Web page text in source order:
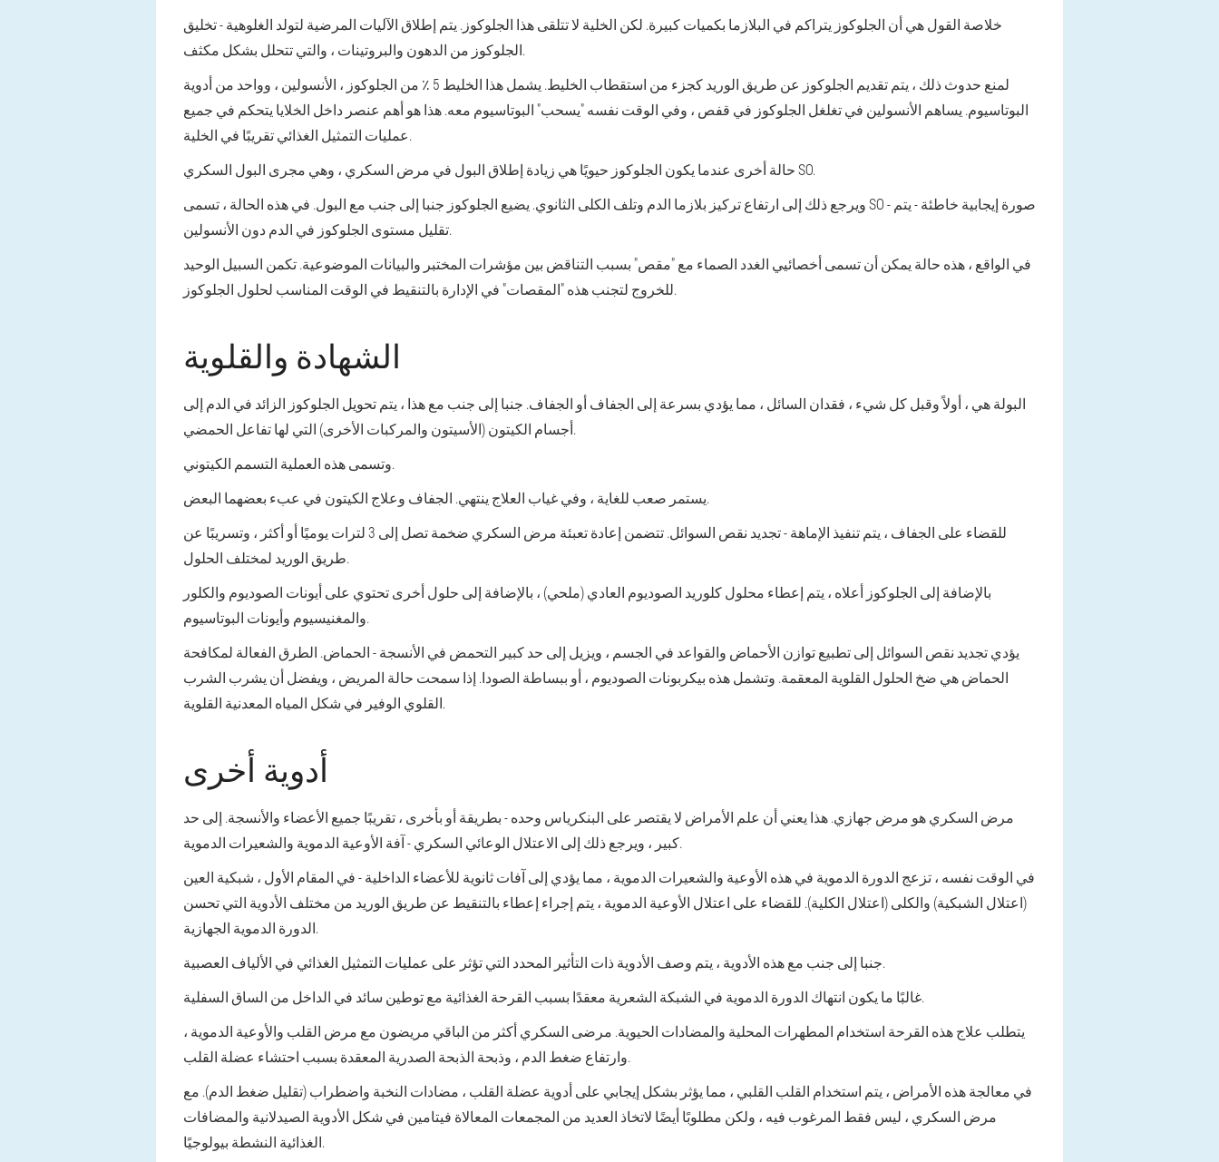
خلاصة القول هي أن الجلوكوز يتراكم في البلازما بكميات كبيرة. لكن الخلية لا تتلقى هذا الجلوكوز. يتم إطلاق الآليات المرضية لتولد الغلوهية - تخليق
الجلوكوز من الدهون والبروتينات ، والتي تتحلل بشكل مكثف.
لمنع حدوث ذلك ، يتم تقديم الجلوكوز عن طريق الوريد كجزء من استقطاب الخليط. يشمل هذا الخليط 5 ٪ من الجلوكوز ، الأنسولين ، وواحد من أدوية
البوتاسيوم. يساهم الأنسولين في تغلغل الجلوكوز في قفص ، وفي الوقت نفسه "يسحب" البوتاسيوم معه. هذا هو أهم عنصر داخل الخلايا يتحكم في جميع
عمليات التمثيل الغذائي تقريبًا في الخلية.
حالة أخرى عندما يكون الجلوكوز حيويًا هي زيادة إطلاق البول في مرض السكري ، وهي مجرى البول السكري SO.
ويرجع ذلك إلى ارتفاع تركيز بلازما الدم وتلف الكلى الثانوي. يضيع الجلوكوز جنبا إلى جنب مع البول. في هذه الحالة ، تسمى SO - صورة إيجابية خاطئة - يتم
تقليل مستوى الجلوكوز في الدم دون الأنسولين.
في الواقع ، هذه حالة يمكن أن تسمى أخصائيي الغدد الصماء مع "مقص" بسبب التناقض بين مؤشرات المختبر والبيانات الموضوعية. تكمن السبيل الوحيد
للخروج لتجنب هذه "المقصات" في الإدارة بالتنقيط في الوقت المناسب لحلول الجلوكوز.
الشهادة والقلوية
البولة هي ، أولاً وقبل كل شيء ، فقدان السائل ، مما يؤدي بسرعة إلى الجفاف أو الجفاف. جنبا إلى جنب مع هذا ، يتم تحويل الجلوكوز الزائد في الدم إلى
أجسام الكيتون (الأسيتون والمركبات الأخرى) التي لها تفاعل الحمضي.
وتسمى هذه العملية التسمم الكيتوني.
يستمر صعب للغاية ، وفي غياب العلاج ينتهي. الجفاف وعلاج الكيتون في عبء بعضهما البعض.
للقضاء على الجفاف ، يتم تنفيذ الإماهة - تجديد نقص السوائل. تتضمن إعادة تعبئة مرض السكري ضخمة تصل إلى 3 لترات يوميًا أو أكثر ، وتسريبًا عن
طريق الوريد لمختلف الحلول.
بالإضافة إلى الجلوكوز أعلاه ، يتم إعطاء محلول كلوريد الصوديوم العادي (ملحي) ، بالإضافة إلى حلول أخرى تحتوي على أيونات الصوديوم والكلور
والمغنيسيوم وأيونات البوتاسيوم.
يؤدي تجديد نقص السوائل إلى تطبيع توازن الأحماض والقواعد في الجسم ، ويزيل إلى حد كبير التحمض في الأنسجة - الحماض. الطرق الفعالة لمكافحة
الحماض هي ضخ الحلول القلوية المعقمة. وتشمل هذه بيكربونات الصوديوم ، أو ببساطة الصودا. إذا سمحت حالة المريض ، ويفضل أن يشرب الشرب
القلوي الوفير في شكل المياه المعدنية القلوية.
أدوية أخرى
مرض السكري هو مرض جهازي. هذا يعني أن علم الأمراض لا يقتصر على البنكرياس وحده - بطريقة أو بأخرى ، تقريبًا جميع الأعضاء والأنسجة. إلى حد
كبير ، ويرجع ذلك إلى الاعتلال الوعائي السكري - آفة الأوعية الدموية والشعيرات الدموية.
في الوقت نفسه ، تزعج الدورة الدموية في هذه الأوعية والشعيرات الدموية ، مما يؤدي إلى آفات ثانوية للأعضاء الداخلية - في المقام الأول ، شبكية العين
(اعتلال الشبكية) والكلى (اعتلال الكلية). للقضاء على اعتلال الأوعية الدموية ، يتم إجراء إعطاء بالتنقيط عن طريق الوريد من مختلف الأدوية التي تحسن
الدورة الدموية الجهازية.
جنبا إلى جنب مع هذه الأدوية ، يتم وصف الأدوية ذات التأثير المحدد التي تؤثر على عمليات التمثيل الغذائي في الألياف العصبية.
غالبًا ما يكون انتهاك الدورة الدموية في الشبكة الشعرية معقدًا بسبب القرحة الغذائية مع توطين سائد في الداخل من الساق السفلية.
يتطلب علاج هذه القرحة استخدام المطهرات المحلية والمضادات الحيوية. مرضى السكري أكثر من الباقي مريضون مع مرض القلب والأوعية الدموية ،
وارتفاع ضغط الدم ، وذبحة الذبحة الصدرية المعقدة بسبب احتشاء عضلة القلب.
في معالجة هذه الأمراض ، يتم استخدام القلب القلبي ، مما يؤثر بشكل إيجابي على أدوية عضلة القلب ، مضادات النخبة واضطراب (تقليل ضغط الدم). مع
مرض السكري ، ليس فقط المرغوب فيه ، ولكن مطلوبًا أيضًا لاتخاذ العديد من المجمعات المعالاة فيتامين في شكل الأدوية الصيدلانية والمضافات
الغذائية النشطة بيولوجيًا.